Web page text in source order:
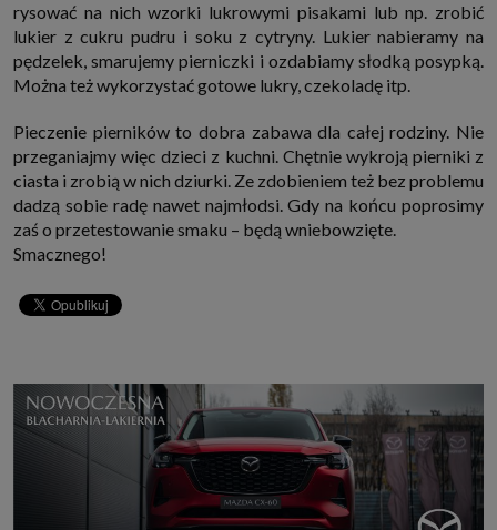
rysować na nich wzorki lukrowymi pisakami lub np. zrobić
lukier z cukru pudru i soku z cytryny. Lukier nabieramy na
pędzelek, smarujemy pierniczki i ozdabiamy słodką posypką.
Można też wykorzystać gotowe lukry, czekoladę itp.
Pieczenie pierników to dobra zabawa dla całej rodziny. Nie
przeganiajmy więc dzieci z kuchni. Chętnie wykroją pierniki z
ciasta i zrobią w nich dziurki. Ze zdobieniem też bez problemu
dadzą sobie radę nawet najmłodsi. Gdy na końcu poprosimy
zaś o przetestowanie smaku – będą wniebowzięte.
Smacznego!